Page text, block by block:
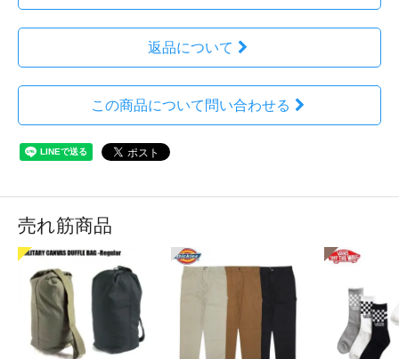
返品について
この商品について問い合わせる
売れ筋商品